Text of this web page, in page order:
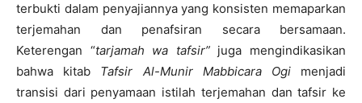
terbukti dalam penyajiannya yang konsisten memaparkan
terjemahan dan penafsiran secara bersamaan.
Keterengan “tarjamah wa tafsir” juga mengindikasikan
bahwa kitab Tafsir Al-Munir Mabbicara Ogi menjadi
transisi dari penyamaan istilah terjemahan dan tafsir ke